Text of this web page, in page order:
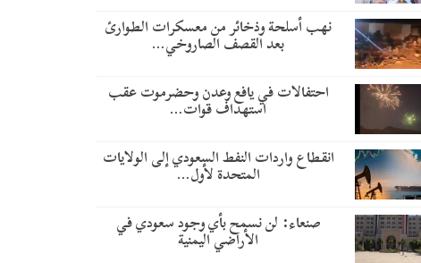
نهب أسلحة وذخائر من معسكرات الطوارئ
بعد القصف الصاروخي…
احتفالات في يافع وعدن وحضرموت عقب
استهداف قوات…
انقطاع واردات النفط السعودي إلى الولايات
المتحدة لأول…
صنعاء: لن نسمح بأي وجود سعودي في
الأراضي اليمنية